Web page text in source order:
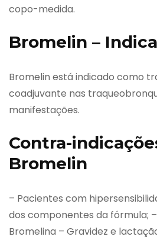
copo-medida.
Bromelin –
Bromelin está indicado como
coadjuvante nas
manifestações.
Contra-
Bromelin
– Pacientes com
dos componentes da fórmula;
Bromelina – Gravidez e